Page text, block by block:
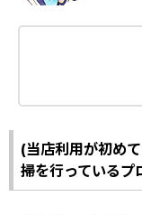
(当店利用が初め
掃を行っているプ